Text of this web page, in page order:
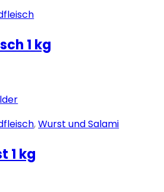
1 kg
,Wurst und Salami
1 kg